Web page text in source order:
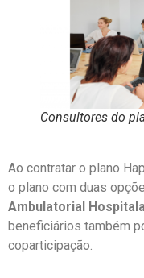
Consultores do
Ao contratar o plano
o plano com duas
Ambulatorial
beneficiários também
coparticipação.